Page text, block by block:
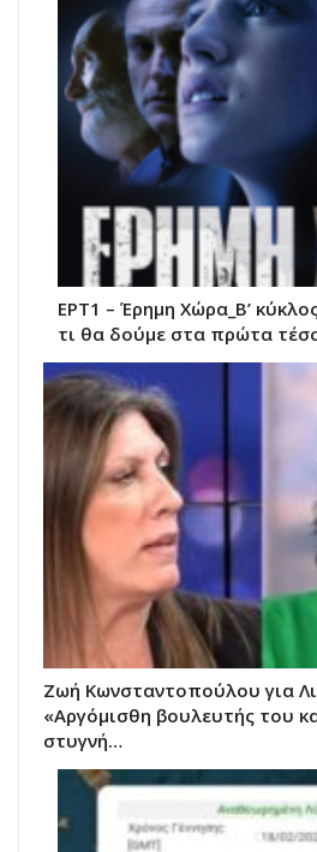
ΕΡΤ1 – Έρημη Χώρα_Β’
τι θα δούμε στα πρώτα
Ζωή Κωνσταντοπούλου για
«Αργόμισθη βουλευτής του
στυγνή…